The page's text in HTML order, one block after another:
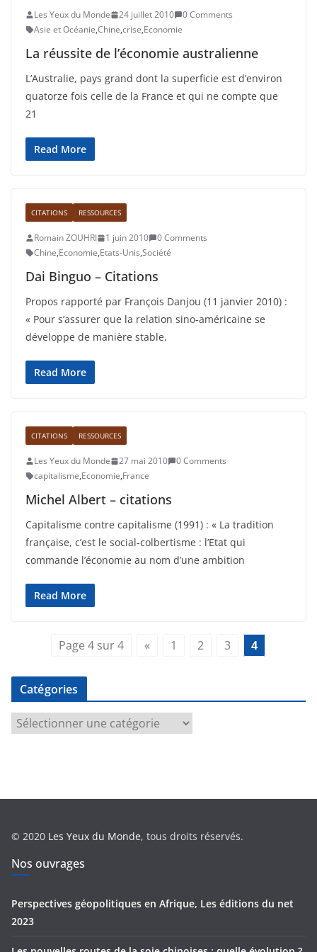
Les Yeux du Monde 24 juillet 2010
0 Comments
Asie et Océanie,Chine,crise,Economie
La réussite de l’économie australienne
L’Australie, pays grand dont la superficie est d’environ
quatorze fois celle de la France et qui ne compte que
21
Read More
CITATIONS RESSOURCES
Romain ZOUHRI 1 juin 2010
0 Comments
Chine,Economie,Etats-Unis,Société
Dai Binguo – Citations
Propos rapporté par François Danjou (11 janvier 2010) :
« Pour s’assurer que la relation sino-américaine se
développe de manière stable,
Read More
CITATIONS RESSOURCES
Les Yeux du Monde 27 mai 2010
0 Comments
capitalisme,Economie,France
Michel Albert – citations
Capitalisme contre capitalisme (1991) : « La tradition
française, c’est le social-colbertisme : l’Etat qui
commande l’économie au nom d’une ambition
Read More
Page 4 sur 4 « 1 2 3 4
Catégories
a
e
s
© 2020 Les Yeux du Monde, tous droits réservés.
Nos ouvrages
Perspectives géopolitiques en Afrique, Les éditions du net
2023